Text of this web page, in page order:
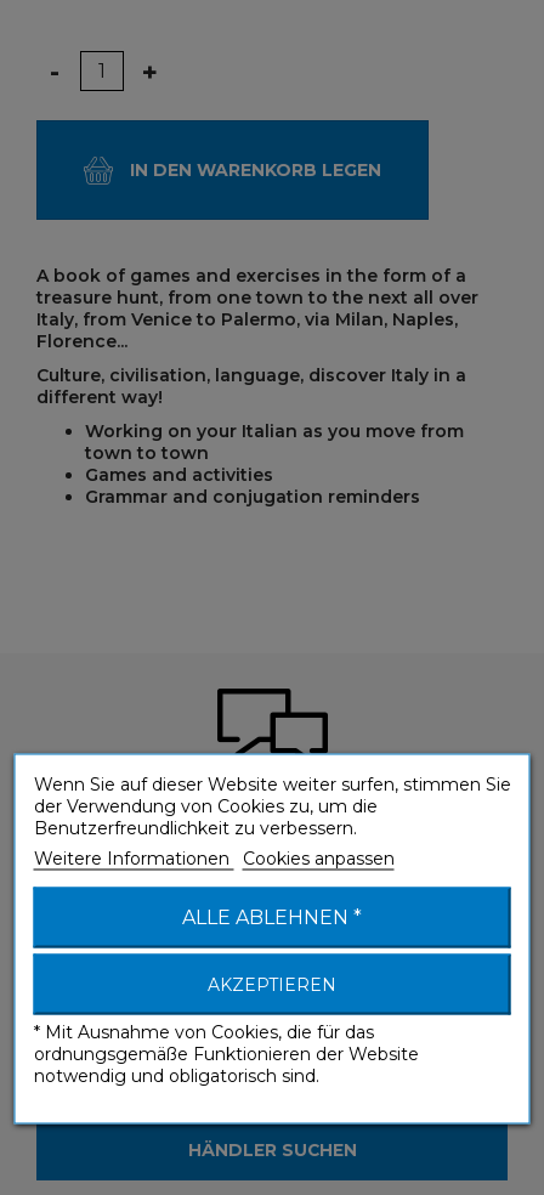
Menge
- +
IN DEN WARENKORB LEGEN
A book of games and exercises in the form of a
treasure hunt, from one town to the next all over
Italy, from Venice to Palermo, via Milan, Naples,
Florence...
Culture, civilisation, language, discover Italy in a
different way!
Working on your Italian as you move from
town to town
Games and activities
Grammar and conjugation reminders
Sie haben eine Frage zu einem unserer
Produkte?
Sie möchten unsere Produkte in einem
HÄNDLER SUCHEN
Wenn Sie auf dieser Website weiter surfen, stimmen Sie
der Verwendung von Cookies zu, um die
Benutzerfreundlichkeit zu verbessern.
Weitere Informationen
Cookies anpassen
ALLE ABLEHNEN *
AKZEPTIEREN
* Mit Ausnahme von Cookies, die für das
ordnungsgemäße Funktionieren der Website
notwendig und obligatorisch sind.